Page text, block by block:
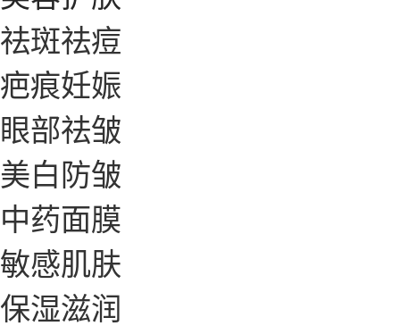
祛斑祛痘
疤痕妊娠
眼部祛皱
美白防皱
中药面膜
敏感肌肤
保湿滋润